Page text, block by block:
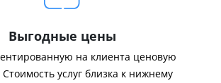
Выгодные цены
на клиента ценовую
Стоимость услуг близка к нижнему